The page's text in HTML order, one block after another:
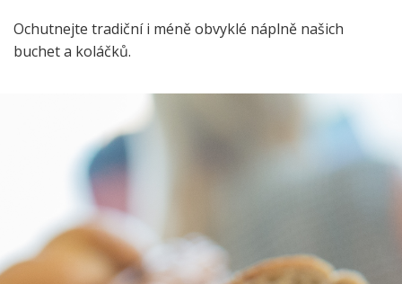
Ochutnejte tradiční i méně obvyklé náplně našich
buchet a koláčků.